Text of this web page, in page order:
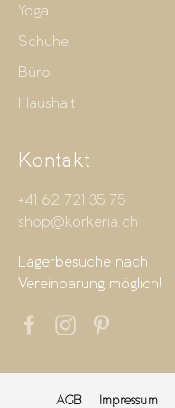
Yoga
Schuhe
Büro
Haushalt
Kontakt
+41 62 721 35 75
shop@korkeria.ch
Lagerbesuche nach
Vereinbarung möglich!
AGB Impressum